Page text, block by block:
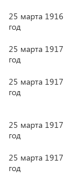
25 марта 1916
год
25 марта 1917
год
25 марта 1917
год
25 марта 1917
год
25 марта 1917
год